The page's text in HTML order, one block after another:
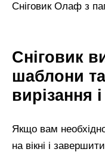
Сніговик Олаф з
Сніговик
шаблони
вирізання
Якщо вам
на вікні і